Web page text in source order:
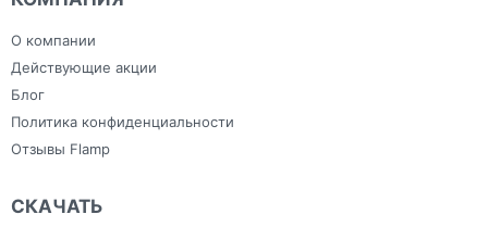
индивидуальным
Зонты
Изделия из ПВХ
Канцелярия
Холсты
Широкоформатная печать
О компании
Действующие акции
Блог
Политика конфиденциальности
Отзывы Flamp
СКАЧАТЬ